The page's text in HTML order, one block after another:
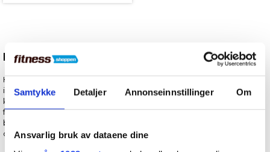
Samtykke Detaljer Annonseinnstillinger Om
Ansvarlig bruk av dataene dine
Hoppetau til effektiv og funksjonell trening
Hoppetau er et enkelt og effektivt treningsredskap som brukes
innen crossfit, boksing, fitness og vanlig kondisjonstrening. Hopping
kombinerer høy intensitet med teknikk og er en effektiv måte å
forbedre både kondisjon, koordinasjon og utholdenhet på. Mange
bruker hoppetau til oppvarming, intervalltrening eller som en fast
del av treningsrutinen sin.